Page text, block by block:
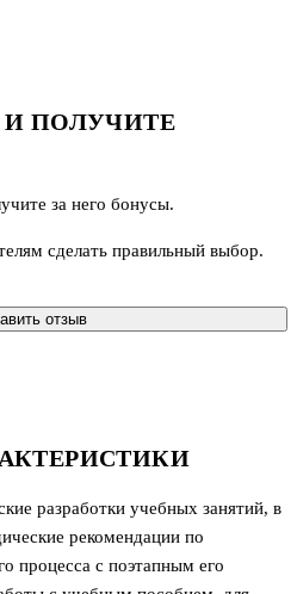
разработки учебных занятий, в
рекомендации по
процесса с поэтапным его
И ПОЛУЧИТЕ
за него бонусы.
сделать правильный выбор.
отзыв